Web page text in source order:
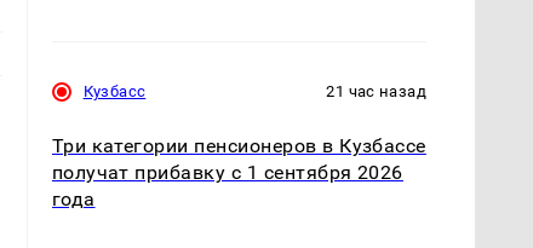
Кузбасс 21 час назад
Три категории пенсионеров в Кузбассе
получат прибавку с 1 сентября 2026
года